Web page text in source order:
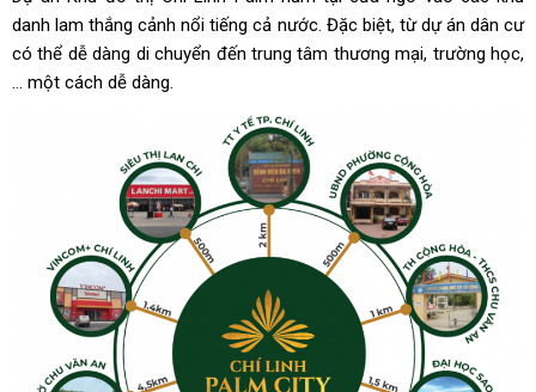
danh lam thắng cảnh nổi tiếng cả nước. Đặc biệt, từ dự án dân cư
có thể dễ dàng di chuyển đến trung tâm thương mại, trường học,
… một cách dễ dàng.